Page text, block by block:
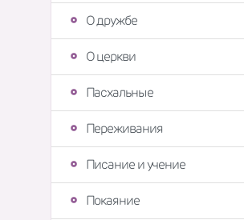
О дружбе
О церкви
Пасхальные
Переживания
Писание и учение
Покаяние